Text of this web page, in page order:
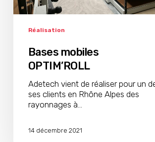
Réalisation
Bases mobiles
OPTIM’ROLL
Adetech vient de réaliser pour un
ses clients en Rhône Alpes des
rayonnages à…
14 décembre 2021